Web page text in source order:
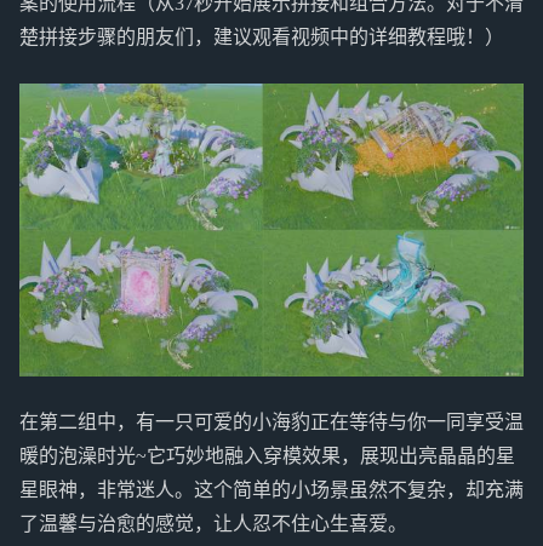
楚拼接步骤的朋友们，建议观看视频中的详细教程哦！）
在第二组中，有一只可爱的小海豹正在等待与你一同享受温
暖的泡澡时光~它巧妙地融入穿模效果，展现出亮晶晶的星
星眼神，非常迷人。这个简单的小场景虽然不复杂，却充满
了温馨与治愈的感觉，让人忍不住心生喜爱。